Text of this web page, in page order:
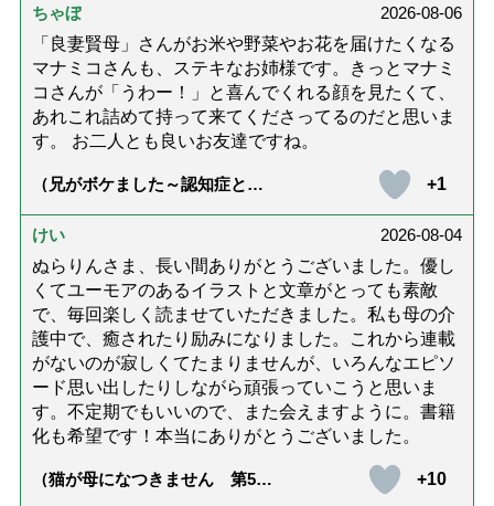
ちゃぼ
2026-08-06
「良妻賢母」さんがお米や野菜やお花を届けたくなる
マナミコさんも、ステキなお姉様です。きっとマナミ
コさんが「うわー！」と喜んでくれる顔を見たくて、
あれこれ詰めて持って来てくださってるのだと思いま
す。 お二人とも良いお友達ですね。
（兄がボケました～認知症と介
達』が届きました」）
+1
けい
2026-08-04
ぬらりんさま、長い間ありがとうございました。優し
くてユーモアのあるイラストと文章がとっても素敵
で、毎回楽しく読ませていただきました。私も母の介
護中で、癒されたり励みになりました。これから連載
がないのが寂しくてたまりませんが、いろんなエピソ
ード思い出したりしながら頑張っていこうと思いま
す。不定期でもいいので、また会えますように。書籍
化も希望です！本当にありがとうございました。
（猫が母になつきません 第500
+10